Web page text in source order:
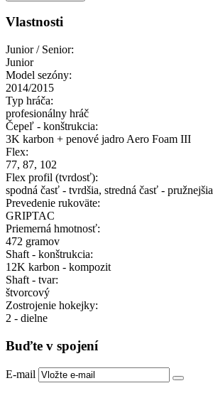
Vlastnosti
Junior / Senior:
Junior
Model sezóny:
2014/2015
Typ hráča:
profesionálny hráč
Čepeľ - konštrukcia:
3K karbon + penové jadro Aero Foam III
Flex:
77, 87, 102
Flex profil (tvrdosť):
spodná časť - tvrdšia, stredná časť - pružnejšia
Prevedenie rukoväte:
GRIPTAC
Priemerná hmotnosť:
472 gramov
Shaft - konštrukcia:
12K karbon - kompozit
Shaft - tvar:
štvorcový
Zostrojenie hokejky:
2 - dielne
Buďte v spojení
E-mail